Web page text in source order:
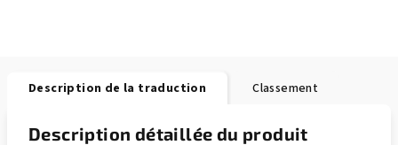
Description de la traduction Classement
Description détaillée du produit